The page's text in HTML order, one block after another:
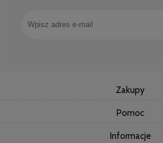
Zakupy
Pomoc
Informacje